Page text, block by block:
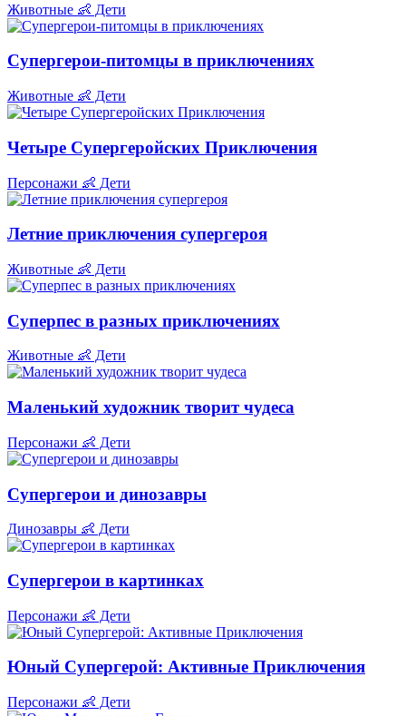
Животные 👶 Дети
Супергерои-питомцы в приключениях
Животные 👶 Дети
Четыре Супергеройских Приключения
Персонажи 👶 Дети
Летние приключения супергероя
Животные 👶 Дети
Суперпес в разных приключениях
Животные 👶 Дети
Маленький художник творит чудеса
Персонажи 👶 Дети
Супергерои и динозавры
Динозавры 👶 Дети
Супергерои в картинках
Персонажи 👶 Дети
Юный Супергерой: Активные Приключения
Персонажи 👶 Дети